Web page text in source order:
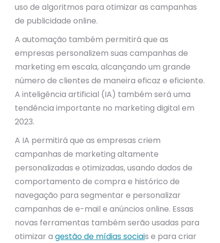
uso de algoritmos para otimizar as campanhas
de publicidade online.
A automação também permitirá que as
empresas personalizem suas campanhas de
marketing em escala, alcançando um grande
número de clientes de maneira eficaz e eficiente.
A inteligência artificial (IA) também será uma
tendência importante no marketing digital em
2023.
A IA permitirá que as empresas criem
campanhas de marketing altamente
personalizadas e otimizadas, usando dados de
comportamento de compra e histórico de
navegação para segmentar e personalizar
campanhas de e-mail e anúncios online. Essas
novas ferramentas também serão usadas para
otimizar a gestão de mídias sociais e para criar